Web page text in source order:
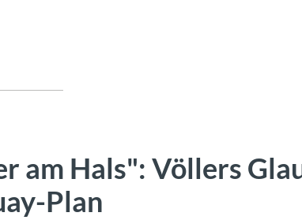
am Hals": Völlers
Plan